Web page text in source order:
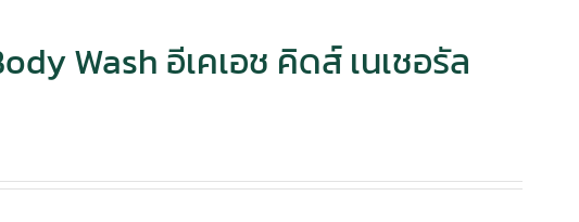
Wash อีเคเอช คิดส์ เนเชอรัล